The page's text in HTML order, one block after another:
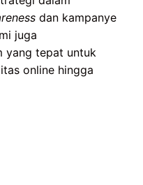
dan kampanye
juga
yang tepat untuk
online hingga